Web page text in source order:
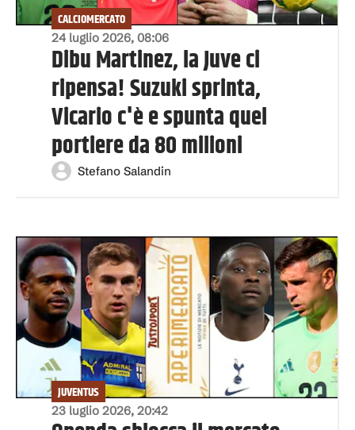
24 luglio 2026, 08:06
CALCIOMERCATO
Dibu Martinez, la Juve ci
ripensa! Suzuki sprinta,
Vicario c'è e spunta quel
portiere da 80 milioni
Stefano Salandin
23 luglio 2026, 20:42
JUVENTUS